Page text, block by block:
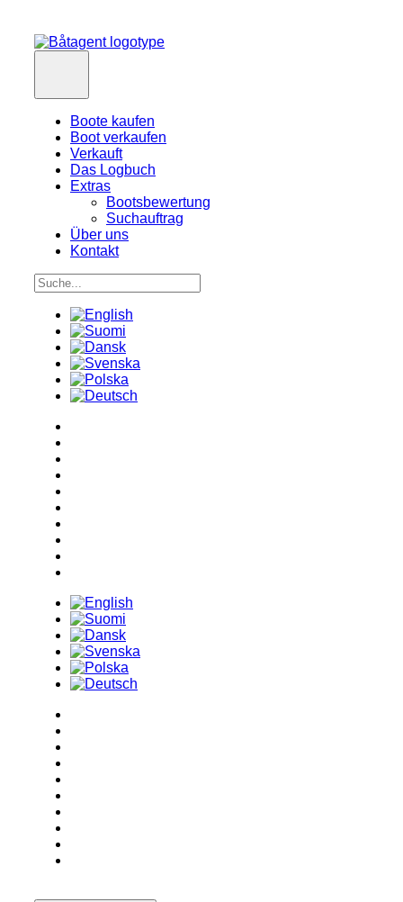
Boote kaufen
Boot verkaufen
Verkauft
Das Logbuch
Extras
Bootsbewertung
Suchauftrag
Über uns
Kontakt